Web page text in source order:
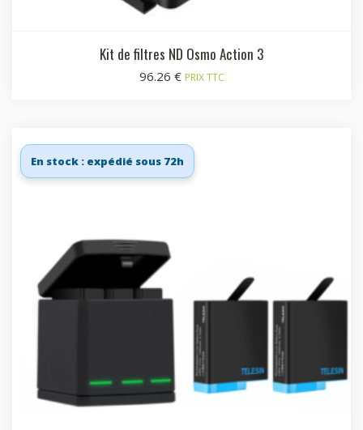
Kit de filtres ND Osmo Action 3
96.26 € PRIX TTC
En stock : expédié sous 72h